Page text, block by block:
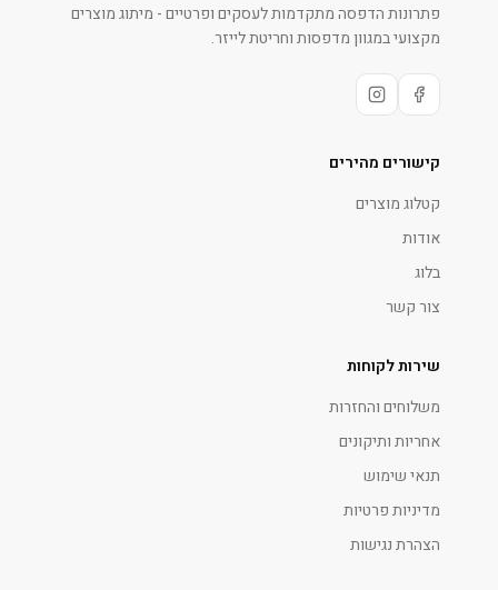
פתרונות הדפסה מתקדמות לעסקים ופרטיים - מיתוג מוצרים
מקצועי במגוון מדפסות וחריטת לייזר.
קישורים מהירים
קטלוג מוצרים
אודות
בלוג
צור קשר
שירות לקוחות
משלוחים והחזרות
אחריות ותיקונים
תנאי שימוש
מדיניות פרטיות
הצהרת נגישות